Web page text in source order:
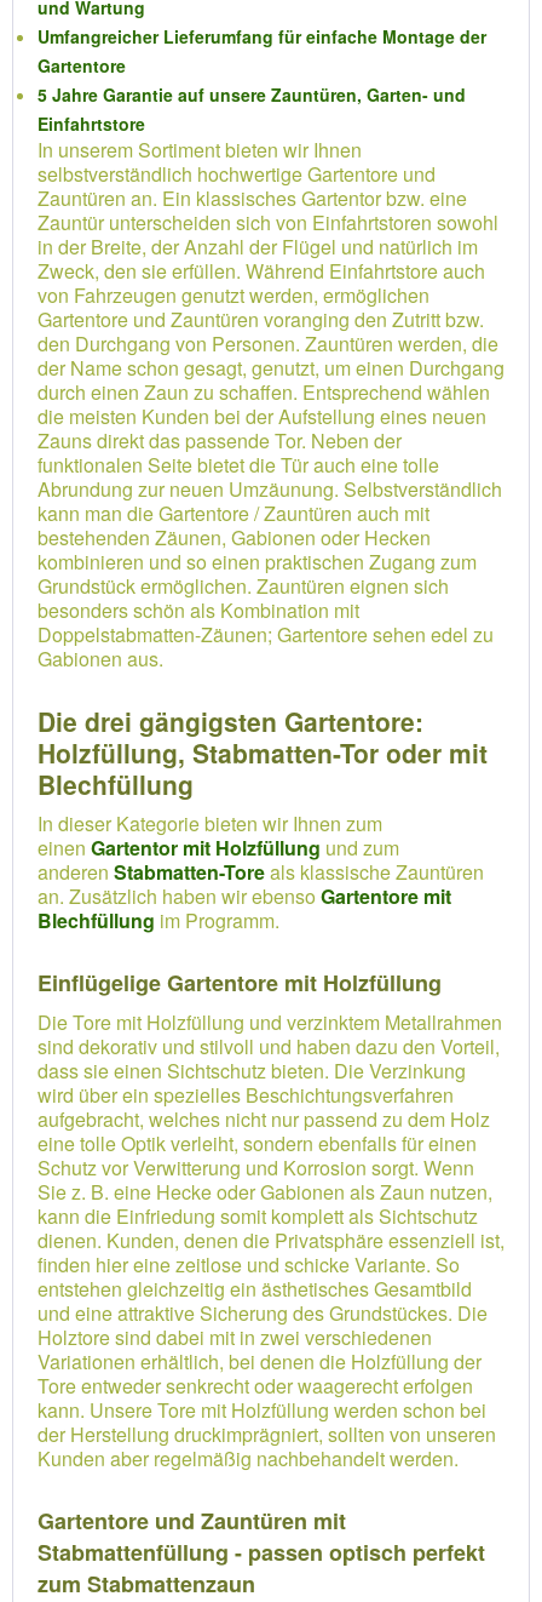
und Wartung
Umfangreicher Lieferumfang für einfache Montage der
Gartentore
5 Jahre Garantie auf unsere Zauntüren, Garten- und
Einfahrtstore
In unserem Sortiment bieten wir Ihnen
selbstverständlich hochwertige Gartentore und
Zauntüren an. Ein klassisches Gartentor bzw. eine
Zauntür unterscheiden sich von Einfahrtstoren sowohl
in der Breite, der Anzahl der Flügel und natürlich im
Zweck, den sie erfüllen. Während Einfahrtstore auch
von Fahrzeugen genutzt werden, ermöglichen
Gartentore und Zauntüren voranging den Zutritt bzw.
den Durchgang von Personen. Zauntüren werden, die
der Name schon gesagt, genutzt, um einen Durchgang
durch einen Zaun zu schaffen. Entsprechend wählen
die meisten Kunden bei der Aufstellung eines neuen
Zauns direkt das passende Tor. Neben der
funktionalen Seite bietet die Tür auch eine tolle
Abrundung zur neuen Umzäunung. Selbstverständlich
kann man die Gartentore / Zauntüren auch mit
bestehenden Zäunen, Gabionen oder Hecken
kombinieren und so einen praktischen Zugang zum
Grundstück ermöglichen. Zauntüren eignen sich
besonders schön als Kombination mit
Doppelstabmatten-Zäunen; Gartentore sehen edel zu
Gabionen aus.
Die drei gängigsten Gartentore:
Holzfüllung, Stabmatten-Tor oder mit
Blechfüllung
In dieser Kategorie bieten wir Ihnen zum
einen Gartentor mit Holzfüllung und zum
anderen Stabmatten-Toreals klassische Zauntüren
an. Zusätzlich haben wir ebenso Gartentore mit
Blechfüllung im Programm.
Einflügelige Gartentore mit Holzfüllung
Die Tore mit Holzfüllung und verzinktem Metallrahmen
sind dekorativ und stilvoll und haben dazu den Vorteil,
dass sie einen Sichtschutz bieten. Die Verzinkung
wird über ein spezielles Beschichtungsverfahren
aufgebracht, welches nicht nur passend zu dem Holz
eine tolle Optik verleiht, sondern ebenfalls für einen
Schutz vor Verwitterung und Korrosion sorgt. Wenn
Sie z. B. eine Hecke oder Gabionen als Zaun nutzen,
kann die Einfriedung somit komplett als Sichtschutz
dienen. Kunden, denen die Privatsphäre essenziell ist,
finden hier eine zeitlose und schicke Variante. So
entstehen gleichzeitig ein ästhetisches Gesamtbild
und eine attraktive Sicherung des Grundstückes. Die
Holztore sind dabei mit in zwei verschiedenen
Variationen erhältlich, bei denen die Holzfüllung der
Tore entweder senkrecht oder waagerecht erfolgen
kann. Unsere Tore mit Holzfüllung werden schon bei
der Herstellung druckimprägniert, sollten von unseren
Kunden aber regelmäßig nachbehandelt werden.
Gartentore und Zauntüren mit
Stabmattenfüllung - passen optisch perfekt
zum Stabmattenzaun